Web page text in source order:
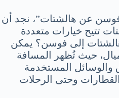
عن هالشتات”، نجد أن
تتيح خيارات متعددة
إلى فوسن؟ يمكن
حيث تُظهر المسافة
والوسائل المستخدمة
وحتى الرحلات